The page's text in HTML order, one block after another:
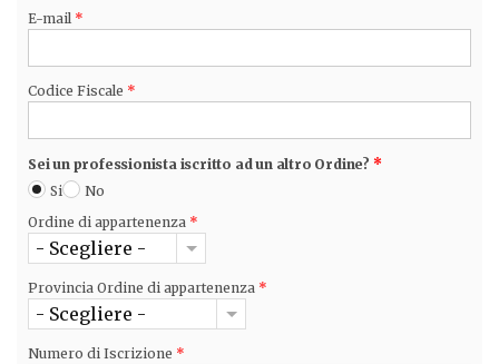
E-mail *
Codice Fiscale *
Sei un professionista iscritto ad un altro Ordine? *
Si
No
Ordine di appartenenza *
- Scegliere -
Provincia Ordine di appartenenza *
- Scegliere -
Numero di Iscrizione *